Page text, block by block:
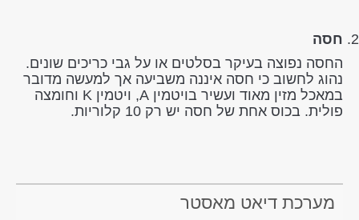
חסה
החסה נפוצה בעיקר בסלטים או על גבי כריכים שונים.
נהוג לחשוב כי חסה איננה משביעה אך למעשה מדובר
במאכל מזין מאוד ועשיר בויטמין A, ויטמין K וחומצה
פולית. בכוס אחת של חסה יש רק 10 קלוריות.
מערכת דיאט מאסטר